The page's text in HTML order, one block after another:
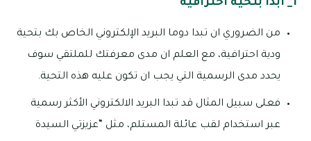
1_ ابدأ بتحية احترافية
من الضروري ان تبدا دوما البريد الإلكتروني الخاص بك بتحية
ودية احترافية، مع العلم ان مدى معرفتك للملتقي سوف
يحدد مدى الرسمية التي يجب ان تكون عليه هذه التحية.
فعلى سبيل المثال قد تبدا البريد الالكتروني الأكثر رسمية
عبر استخدام لقب عائلة المستلم، مثل “عزيزتي السيدة